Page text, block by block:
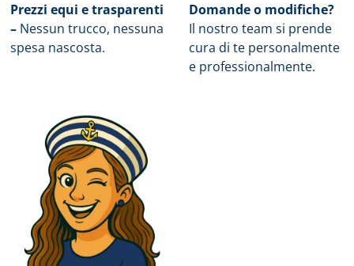
Prezzi equi e trasparenti
– Nessun trucco, nessuna
spesa nascosta.
Domande o modifiche?
Il nostro team si prende
cura di te personalmente
e professionalmente.